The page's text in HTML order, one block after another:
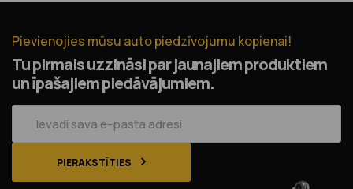
Pievienojies mūsu auto piedzīvojumu kopienai!
Tu pirmais uzzināsi par jaunajiem produktiem
un īpašajiem piedāvājumiem.
PIERAKSTĪTIES